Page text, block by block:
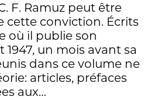
F. Ramuz peut être
cette conviction. Écrits
où il publie son
un mois avant sa
dans ce volume ne
articles, préfaces
aux…